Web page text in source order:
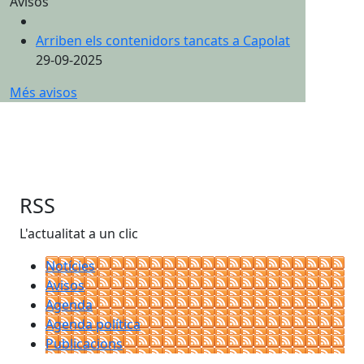
Arriben els contenidors tancats a Capolat
29-09-2025
Més avisos
RSS
L'actualitat a un clic
Notícies
Avisos
Agenda
Agenda política
Publicacions